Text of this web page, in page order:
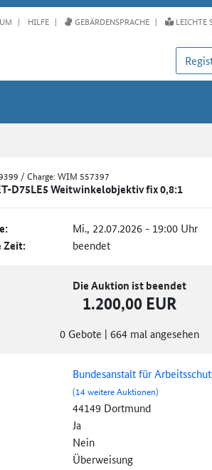
HILFE GEBÄRDENSPRACHE LEICHTE
/ Charge: WIM 557397
D75LE5 Weitwinkelobjektiv fix 0,8:1
Mi., 22.07.2026 - 19:00 Uhr
Zeit: beendet
Die Auktion ist beendet
1.200,00 EUR
0 Gebote | 664 mal angesehen
Bundesanstalt für
(14 weitere Auktionen)
44149 Dortmund
Ja
Nein
Überweisung